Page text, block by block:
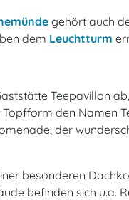
gehört auch
dem Leuchtturm
Teepavillon
den Namen
der
besonderen
befinden sich u.a.